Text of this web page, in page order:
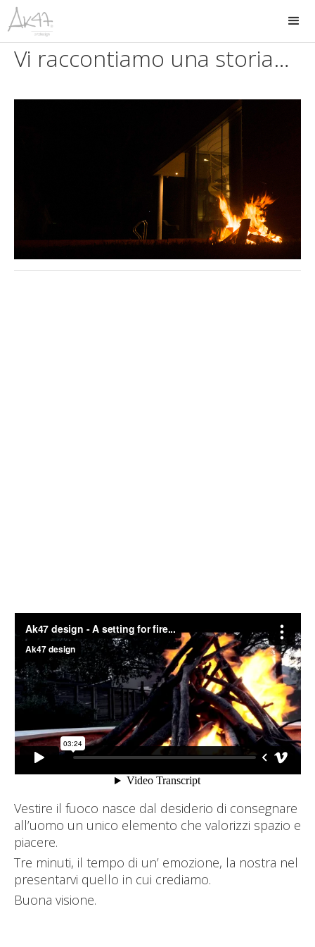
Vi raccontiamo una storia…
Vestire il fuoco nasce dal desiderio di consegnare
all’uomo un unico elemento che valorizzi spazio e
piacere.
Tre minuti, il tempo di un’ emozione, la nostra nel
presentarvi quello in cui crediamo.
Buona visione.